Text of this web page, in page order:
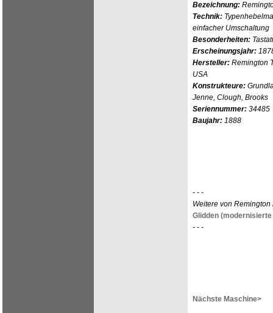
Bezeichnung:
Technik:
einfacher Umschaltung
Besonderheiten:
Erscheinungsjahr:
Hersteller: Remington
USA
Konstrukteure:
Jenne, Clough, Brooks
Seriennummer: 34485
Baujahr: 1888
- - -
Weitere von
Glidden (modernisierte
- - -
Nächste Maschine>